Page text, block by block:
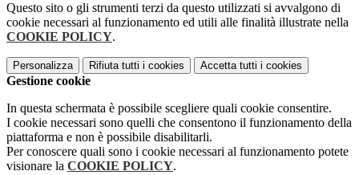
Questo sito o gli strumenti terzi da questo utilizzati si avvalgono di
cookie necessari al funzionamento ed utili alle finalità illustrate nella
COOKIE POLICY.
Personalizza Rifiuta tutti i cookies Accetta tutti i cookies
Gestione cookie
In questa schermata è possibile scegliere quali cookie consentire.
I cookie necessari sono quelli che consentono il funzionamento della
piattaforma e non è possibile disabilitarli.
Per conoscere quali sono i cookie necessari al funzionamento potete
visionare la COOKIE POLICY.